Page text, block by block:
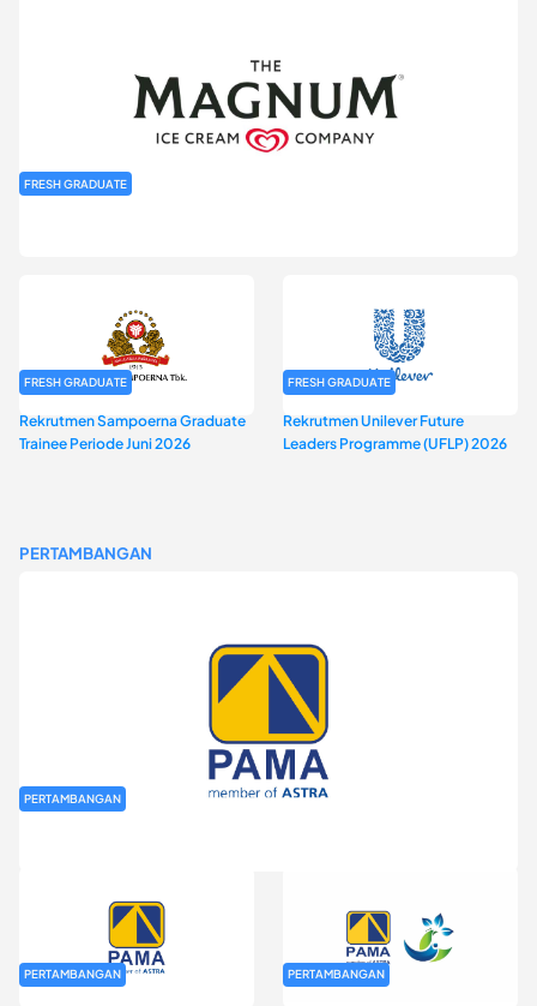
FRESH GRADUATE
FRESH GRADUATE
Rekrutmen Sampoerna Graduate
Trainee Periode Juni 2026
FRESH GRADUATE
Rekrutmen Unilever Future
Leaders Programme (UFLP) 2026
PERTAMBANGAN
PERTAMBANGAN
PERTAMBANGAN PERTAMBANGAN